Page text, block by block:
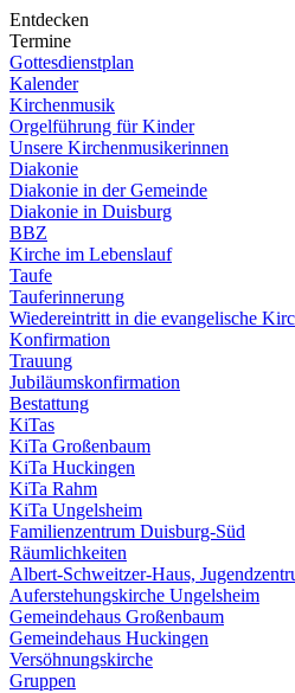
Entdecken
Termine
Gottesdienstplan
Kalender
Kirchenmusik
Orgelführung für Kinder
Unsere Kirchenmusikerinnen
Diakonie
Diakonie in der Gemeinde
Diakonie in Duisburg
BBZ
Kirche im Lebenslauf
Taufe
Tauferinnerung
Wiedereintritt in die evangelische
Konfirmation
Trauung
Jubiläumskonfirmation
Bestattung
KiTas
KiTa Großenbaum
KiTa Huckingen
KiTa Rahm
KiTa Ungelsheim
Familienzentrum Duisburg-Süd
Räumlichkeiten
Albert-Schweitzer-Haus,
Auferstehungskirche Ungelsheim
Gemeindehaus Großenbaum
Gemeindehaus Huckingen
Versöhnungskirche
Gruppen